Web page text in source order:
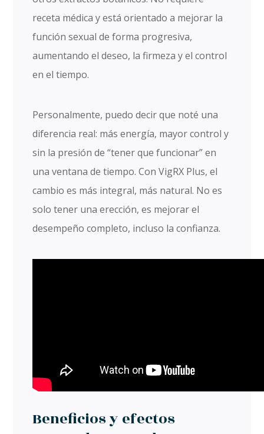
receta médica y está orientado a mejorar la
función sexual de forma progresiva,
aumentando el deseo, la firmeza y el control
en el tiempo.
Personalmente, puedo decir que noté una
diferencia real: más energía, mayor control y
sin la presión de “tener que funcionar” en
una ventana de tiempo. Con VigRX Plus, el
cambio es más integral, más natural. No es
solo tener una erección, es mejorar el
desempeño completo, incluso la confianza.
Beneficios y efectos